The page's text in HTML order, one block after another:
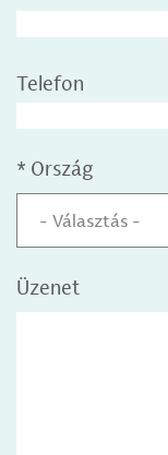
Telefon
* Ország
- Választás -
Üzenet